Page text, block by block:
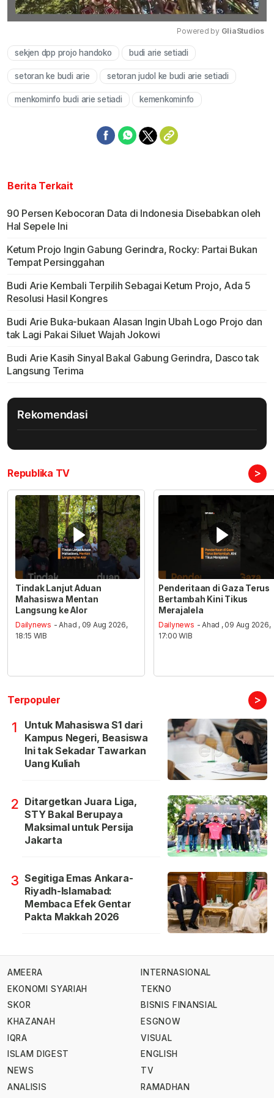
Powered by GliaStudios
sekjen dpp projo handoko budi arie setiadi
setoran ke budi arie setoran judol ke budi arie setiadi
menkominfo budi arie setiadi kemenkominfo
Berita Terkait
90 Persen Kebocoran Data di Indonesia Disebabkan oleh
Hal Sepele Ini
Ketum Projo Ingin Gabung Gerindra, Rocky: Partai Bukan
Tempat Persinggahan
Budi Arie Kembali Terpilih Sebagai Ketum Projo, Ada 5
Resolusi Hasil Kongres
Budi Arie Buka-bukaan Alasan Ingin Ubah Logo Projo dan
tak Lagi Pakai Siluet Wajah Jokowi
Budi Arie Kasih Sinyal Bakal Gabung Gerindra, Dasco tak
Langsung Terima
Rekomendasi
Republika TV >
Tindak Lanjut Aduan
Mahasiswa Mentan
Langsung ke Alor
Dailynews - Ahad , 09 Aug 2026,
18:15 WIB
Penderitaan di Gaza Terus
Bertambah Kini Tikus
Merajalela
Dailynews - Ahad , 09 Aug 2026,
17:00 WIB
Terpopuler >
1
Untuk Mahasiswa S1 dari
Kampus Negeri, Beasiswa
Ini tak Sekadar Tawarkan
Uang Kuliah
2 Ditargetkan Juara Liga,
STY Bakal Berupaya
Maksimal untuk Persija
Jakarta
3 Segitiga Emas Ankara-
Riyadh-Islamabad:
Membaca Efek Gentar
Pakta Makkah 2026
AMEERA
EKONOMI SYARIAH
SKOR
KHAZANAH
IQRA
ISLAM DIGEST
NEWS
ANALISIS
INTERNASIONAL
TEKNO
BISNIS FINANSIAL
ESGNOW
VISUAL
ENGLISH
TV
RAMADHAN